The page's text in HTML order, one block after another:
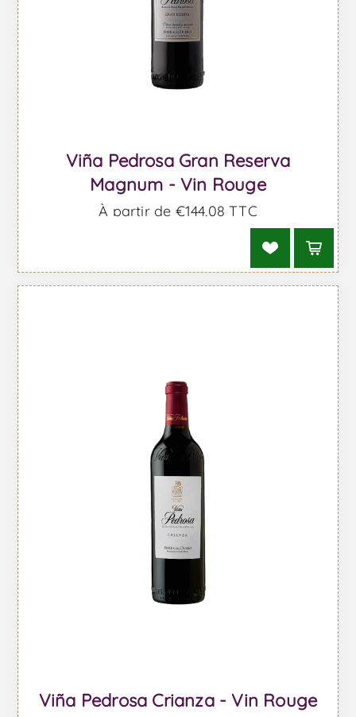
Viña Pedrosa Gran Reserva
Magnum - Vin Rouge
À partir de €144,08 TTC
Viña Pedrosa Crianza - Vin Rouge